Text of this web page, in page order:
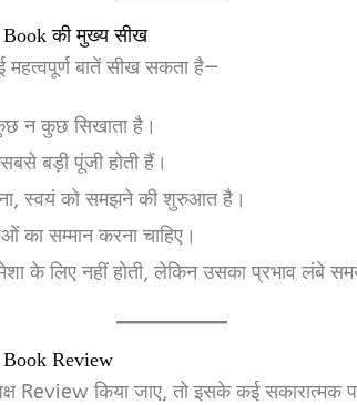
की मुख्य सीख
बातें सीख सकता है—
न कुछ सिखाता है।
बड़ी पूंजी होती हैं।
स्वयं को समझने की शुरुआत है।
का सम्मान करना चाहिए।
के लिए नहीं होती, लेकिन उसका प्रभाव लंबे
Review
Review किया जाए, तो इसके कई